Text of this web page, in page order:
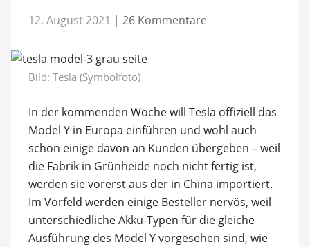
12. August 2021 | 26 Kommentare
Bild: Tesla (Symbolfoto)
In der kommenden Woche will Tesla offiziell das
Model Y in Europa einführen und wohl auch
schon einige davon an Kunden übergeben – weil
die Fabrik in Grünheide noch nicht fertig ist,
werden sie vorerst aus der in China importiert.
Im Vorfeld werden einige Besteller nervös, weil
unterschiedliche Akku-Typen für die gleiche
Ausführung des Model Y vorgesehen sind, wie